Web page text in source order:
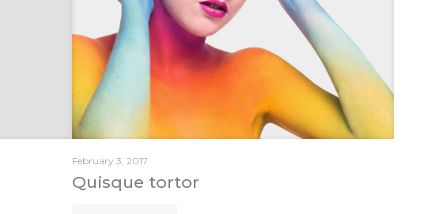
February 3, 2017
Quisque tortor